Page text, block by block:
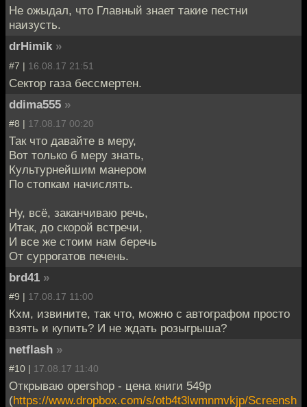
Не ожыдал, что Главный знает такие пестни
наизусть.
drHimik »
#7 | 16.08.17 21:51
Сектор газа бессмертен.
ddima555 »
#8 | 17.08.17 00:20
Так что давайте в меру,
Вот только б меру знать,
Культурнейшим манером
По стопкам начислять.
Ну, всё, заканчиваю речь,
Итак, до скорой встречи,
И все же стоим нам беречь
От суррогатов печень.
brd41 »
#9 | 17.08.17 11:00
Кхм, извините, так что, можно с автографом просто
взять и купить? И не ждать розыгрыша?
netflash »
#10 | 17.08.17 11:40
Открываю opershop - цена книги 549р
(https://www.dropbox.com/s/otb4t3lwmnmvkjp/Screensh